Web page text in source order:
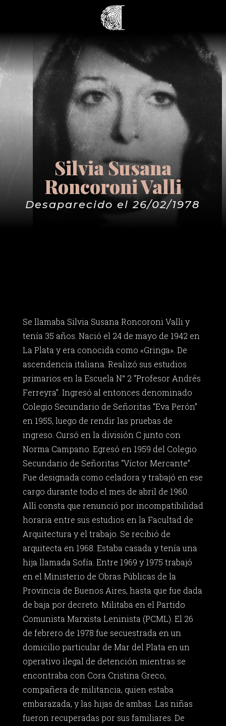
Silvia Susana
Roncoroni Valli
Desaparecido el 26/02/1978
Se llamaba Silvia Susana Roncoroni Valli y
tenía 35 años. Nació el 24 de mayo de 1942 en
La Plata y era conocida como «Gringa». De
ascendencia italiana. Realizó sus estudios
primarios en la Escuela N° 2 “Profesor Andrés
Ferreyra”. Ingresó al entonces denominado
Colegio Secundario de Señoritas “Eva Perón”
en 1955, luego de rendir las pruebas de
ingreso. Cursó en la división C junto con
Norma Campano. Egresó en 1959 del Colegio
Secundario de Señoritas “Víctor Mercante”.
Fue designada como celadora y trabajó en ese
cargo durante todo el mes de abril de 1960.
Allí consta que renunció por incompatibilidad
horaria entre sus estudios en la Facultad de
Arquitectura y el trabajo. Se recibió de
arquitecta en 1968. Estaba casada y tenía una
hija llamada Sofía. Entre 1969 y 1975 trabajó
en el Ministerio de Obras Públicas de la
Provincia de Buenos Aires, hasta que fue dada
de baja por decreto. Militaba en el Partido
Comunista Marxista Leninista (PCML). El 26
de febrero de 1978 fue secuestrada en un
domicilio particular de Mar del Plata en un
operativo ilegal de detención mientras se
encontraba con Cora Cristina Greco,
compañera de militancia, quien estaba
embarazada, y las hijas de ambas. Las niñas
fueron recuperadas por sus familiares. De